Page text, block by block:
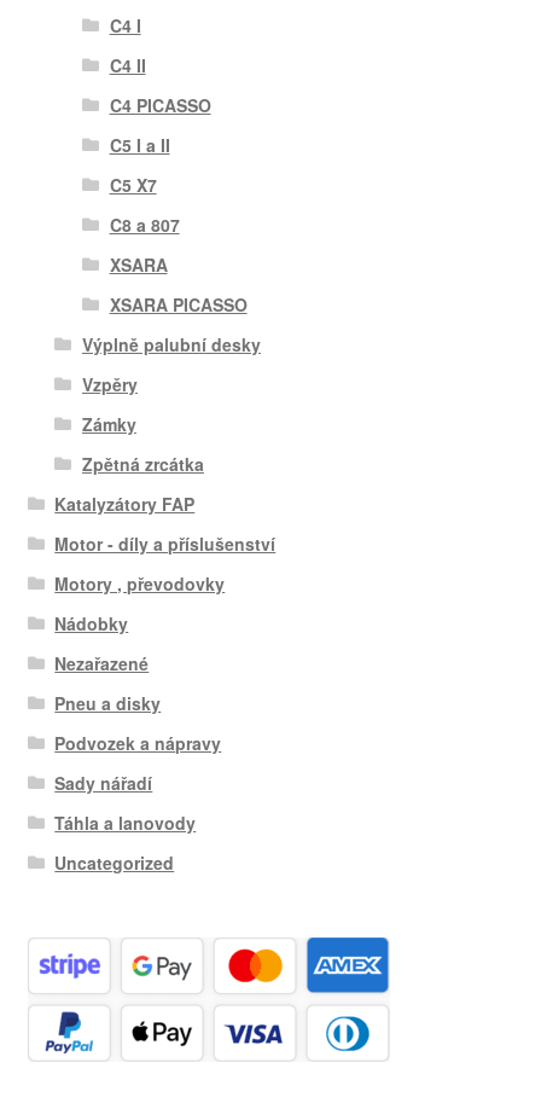
C4 I
C4 II
C4 PICASSO
C5 I a II
C5 X7
C8 a 807
XSARA
XSARA PICASSO
Výplně palubní desky
Vzpěry
Zámky
Zpětná zrcátka
Katalyzátory FAP
Motor - díly a příslušenství
Motory , převodovky
Nádobky
Nezařazené
Pneu a disky
Podvozek a nápravy
Sady nářadí
Táhla a lanovody
Uncategorized